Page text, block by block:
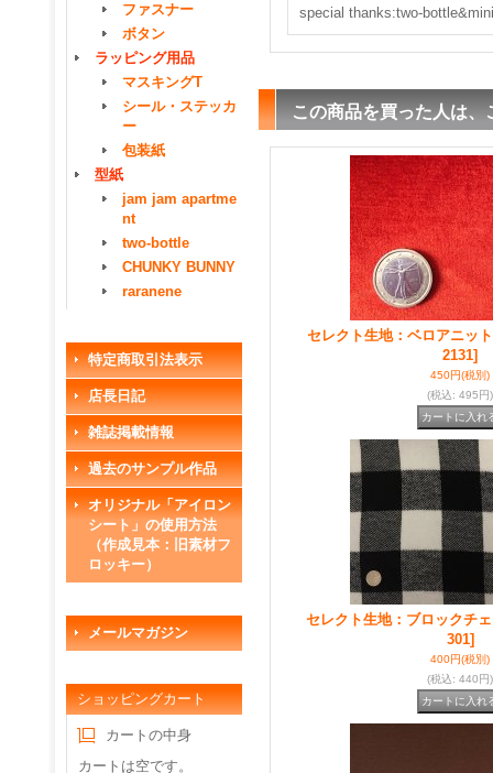
ファスナー
ボタン
ラッピング用品
マスキングT
シール・ステッカ
ー
包装紙
型紙
jam jam apartme
nt
two-bottle
CHUNKY BUNNY
raranene
特定商取引法表示
店長日記
雑誌掲載情報
過去のサンプル作品
オリジナル「アイロン
シート」の使用方法
（作成見本：旧素材フ
ロッキー）
メールマガジン
ショッピングカート
カートの中身
カートは空です。
special thanks:two-
この商品を買った人は
セレクト生地：ベロアニッ
2131]
450円(税別)
(税込: 495円)
セレクト生地：ブロックチ
301]
400円(税別)
(税込: 440円)